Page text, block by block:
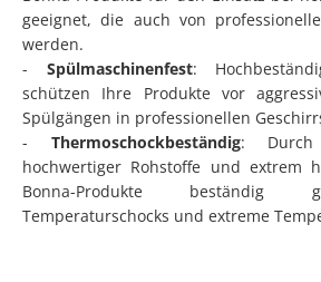
geeignet, die auch von
werden.
- Spülmaschinenfest:
schützen Ihre Produkte vor
Spülgängen in professionellen
- Thermoschockbeständig: Durch
hochwertiger Rohstoffe und extrem
Bonna-Produkte beständig
Temperaturschocks und extreme